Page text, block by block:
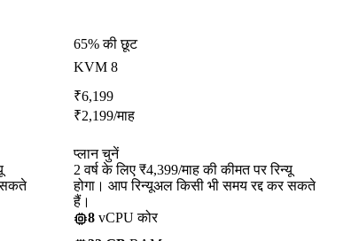
सकते
65% की छूट
KVM 8
₹6,199
₹2,199/माह
प्लान चुनें
2 वर्ष के लिए ₹4,399/माह की कीमत पर रिन्यू
होगा। आप रिन्यूअल किसी भी समय रद्द कर सकते
हैं।
8 vCPU कोर